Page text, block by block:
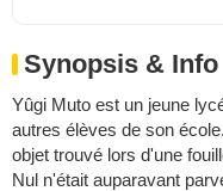
Synopsis & Info
Yûgi Muto est un jeune
autres élèves de son
objet trouvé lors d'une
Nul n'était auparavant